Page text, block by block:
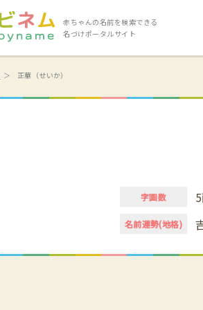
赤ちゃんの名前を検索できる
名づけポータルサイト
正華（せいか）
字画数
名前運勢(地格)